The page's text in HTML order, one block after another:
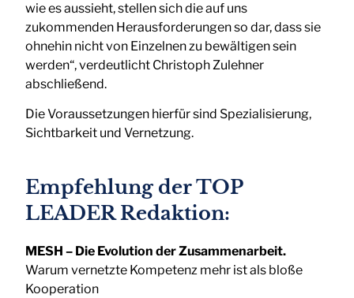
wie es aussieht, stellen sich die auf uns
zukommenden Herausforderungen so dar, dass sie
ohnehin nicht von Einzelnen zu bewältigen sein
werden“, verdeutlicht Christoph Zulehner
abschließend.
Die Voraussetzungen hierfür sind Spezialisierung,
Sichtbarkeit und Vernetzung.
Empfehlung der TOP
LEADER Redaktion:
MESH – Die Evolution der Zusammenarbeit.
Warum vernetzte Kompetenz mehr ist als bloße
Kooperation